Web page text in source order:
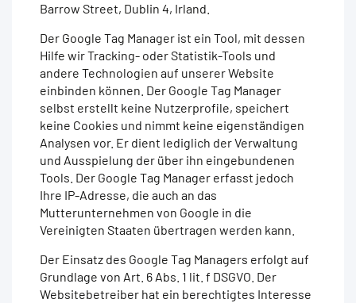
Barrow Street, Dublin 4, Irland.
Der Google Tag Manager ist ein Tool, mit dessen
Hilfe wir Tracking- oder Statistik-Tools und
andere Technologien auf unserer Website
einbinden können. Der Google Tag Manager
selbst erstellt keine Nutzerprofile, speichert
keine Cookies und nimmt keine eigenständigen
Analysen vor. Er dient lediglich der Verwaltung
und Ausspielung der über ihn eingebundenen
Tools. Der Google Tag Manager erfasst jedoch
Ihre IP-Adresse, die auch an das
Mutterunternehmen von Google in die
Vereinigten Staaten übertragen werden kann.
Der Einsatz des Google Tag Managers erfolgt auf
Grundlage von Art. 6 Abs. 1 lit. f DSGVO. Der
Websitebetreiber hat ein berechtigtes Interesse